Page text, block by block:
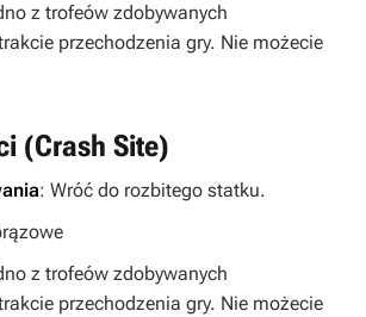
z trofeów zdobywanych
przechodzenia gry. Nie możecie
(Crash Site)
: Wróć do rozbitego statku.
z trofeów zdobywanych
przechodzenia gry. Nie możecie